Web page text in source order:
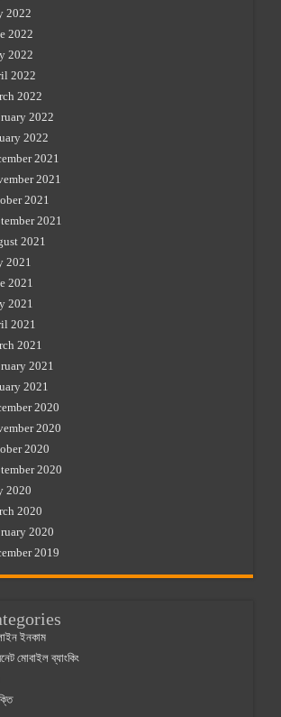
2022
2022
2022
2022
2022
2022
2022
2021
2021
2021
2021
2021
2021
2021
2021
2021
2021
2021
2021
2020
2020
2020
2020
2020
2020
2020
2019
ইনকাম
মোবাইল ব্যাংকিং